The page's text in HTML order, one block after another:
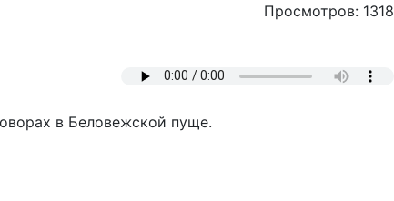
Просмотров: 1318
в Беловежской пуще.